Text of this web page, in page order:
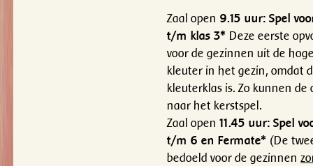
Zaal open9.15 uur: Spel
t/m klas 3*Deze eerste
voor de gezinnen uit de
kleuter in het gezin, omdat
kleuterklas is. Zo kunnen de
naar het kerstspel.
Zaal open11.45 uur: Spel
t/m 6 en Fermate* (De
bedoeld voor de gezinnen